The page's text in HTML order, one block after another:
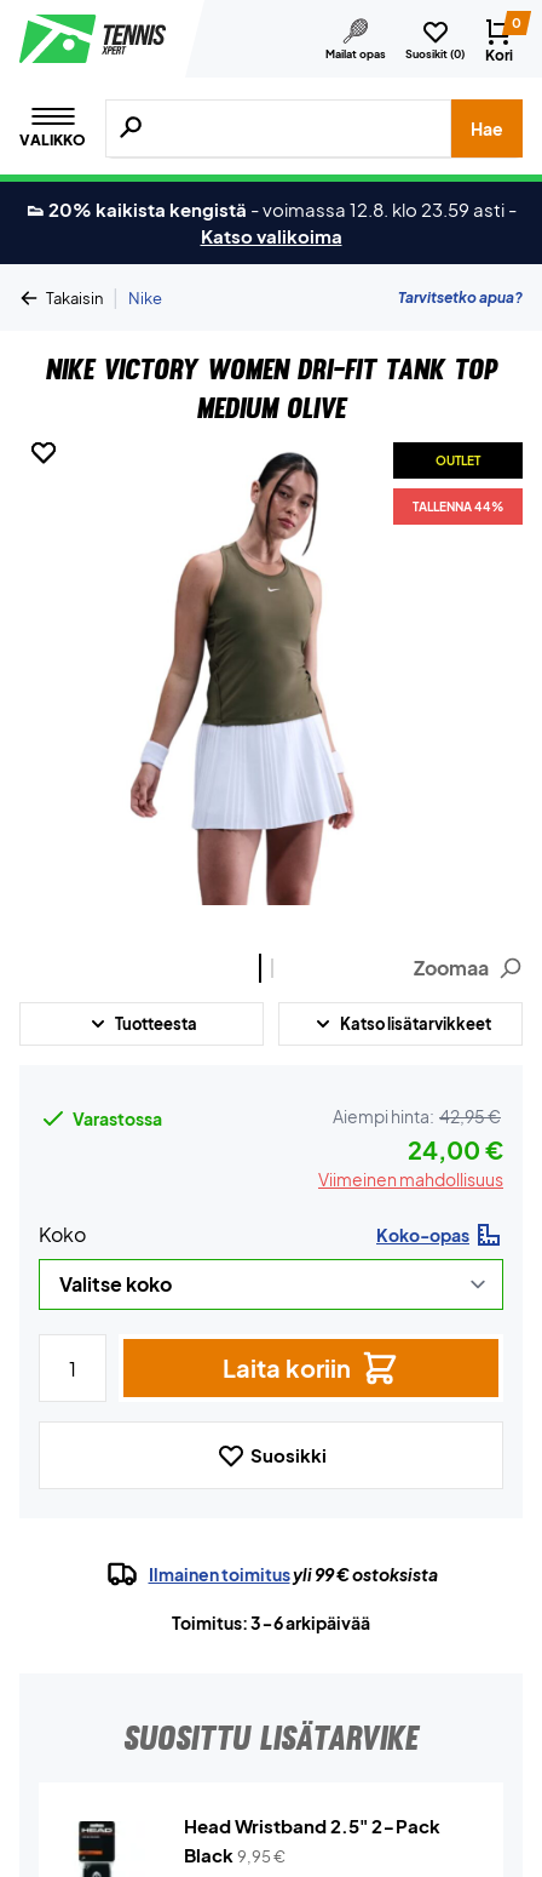
Mailat opas Suosikit (0)
0
Kori
VALIKKO
Hae tuotteita, merkkejä jne.
Hae
👟 20% kaikista kengistä -voimassa 12.8. klo 23.59 asti -
Katso valikoima
Takaisin | Nike Tarvitsetko apua?
Nike Victory Women Dri-FIT Tank Top
Medium Olive
OUTLET
TALLENNA 44%
OUTLET
TALLENNA 44%
Zoomaa
Tuotteesta Katso lisätarvikkeet
Varastossa Aiempi hinta: 42,95 €
24,00 €
Viimeinen mahdollisuus
Koko Koko-opas
Laita koriin
Suosikki
Ilmainen toimitusyli 99 € ostoksista
Toimitus: 3-6 arkipäivää
SUOSITTU LISÄTARVIKE
Head Wristband 2.5" 2-Pack
Black9,95€